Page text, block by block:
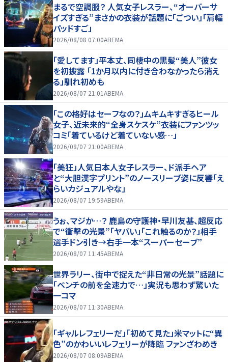
まるで空調服？ 人気女子レスラー、“オーバーサ
イズすぎる”まさかの衣装が話題に「ごつい」「肩幅
パッドすご」
2026/08/08 07:00ABEMA
「愛してます」平本丈、同棲中の黒髪“美人”彼女
を初披露 「1か月以内に付き合わなかったら消え
る」馴れ初めも
2026/08/07 21:01ABEMA
「この格好はセーフなの？」ムキムキすぎるヒール
女子、近未来的“全身スケスケ”衣装にファンツッ
コミ「着ているけど着ていない感…」
2026/08/07 21:00ABEMA
「美狂」人気日本人女子レスラー、ド派手ヘア
と“大胆漢字プリント”のノースリーブ姿に反響「え
らいカジュアルやな」
2026/08/07 19:59ABEMA
うぉ、マジか…？ 鹿島の守護神・早川友基、超反応
で“衝撃の光景”「ヤバい」「これ触るのか？」相手
選手ドン引き→右手一本“スーパーセーブ”
2026/08/07 11:45ABEMA
世界ラリー、街中で捉えた“非日常の光景”話題に
「ベンチの前を全速力で…」実況も思わず驚いた
一コマ
2026/08/07 11:30ABEMA
「ギャルレフェリーだ」「初めて見た」米マットに“異
色”のかわいいレフェリーが降臨 ファンざわめき
2026/08/07 08:09ABEMA